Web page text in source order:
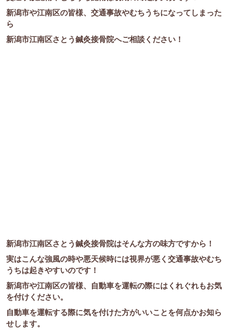
新潟市や江南区の皆様、交通事故やむちうちになってしまった
ら
新潟市江南区さとう鍼灸接骨院へご相談ください！
新潟市江南区さとう鍼灸接骨院はそんな方の味方ですから！
実はこんな強風の時や悪天候時には視界が悪く交通事故やむち
うちは起きやすいのです！
新潟市や江南区の皆様、自動車を運転の際にはくれぐれもお気
を付けください。
自動車を運転する際に気を付けた方がいいことを何点かお知ら
せします。